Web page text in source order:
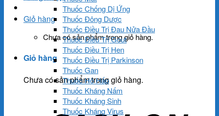
Giỏ hàng
Chưa có sản phẩm trong giỏ hàng.
Giỏ hàng
Chưa có sản phẩm trong giỏ hàng.
Thuốc Chống Dị Ứng
Thuốc Đông Dược
Thuốc Điều Trị Đau Nửa Đầu
Thuốc Điều Trị Gout
Thuốc Điều Trị Hen
Thuốc Điều Trị Parkinson
Thuốc Gan
Thuốc Hô Hấp
Thuốc Kháng Nấm
Thuốc Kháng Sinh
Thuốc Kháng Virus